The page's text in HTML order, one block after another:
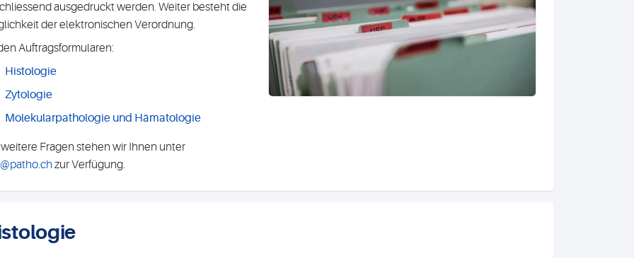
ausgedruckt werden. Weiter besteht die
der elektronischen Verordnung.
Auftragsformularen:
Histologie
Zytologie
Molekularpathologie und Hämatologie
Fragen stehen wir Ihnen unter
zur Verfügung.